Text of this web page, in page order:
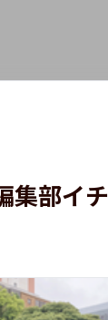
集部イ